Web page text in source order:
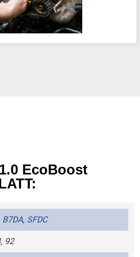
EcoBoost
B7DA, SFDC
92